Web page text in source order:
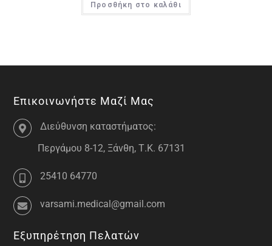
Προσθήκη στο καλάθι
Επικοινωνήστε Μαζί Μας
Διεύθυνση καταστήματος:
Περγάμου 8-12, Ξάνθη, Τ.Κ. 67131
25410 64770
varsami.medical@gmail.com
Εξυπηρέτηση Πελατών